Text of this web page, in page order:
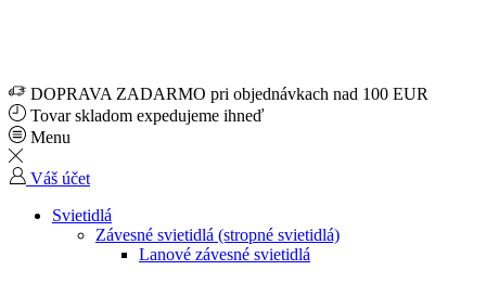
DOPRAVA ZADARMO pri objednávkach nad 100 EUR
Tovar skladom expedujeme ihneď
Menu
Váš účet
Svietidlá
Závesné svietidlá (stropné svietidlá)
Lanové závesné svietidlá